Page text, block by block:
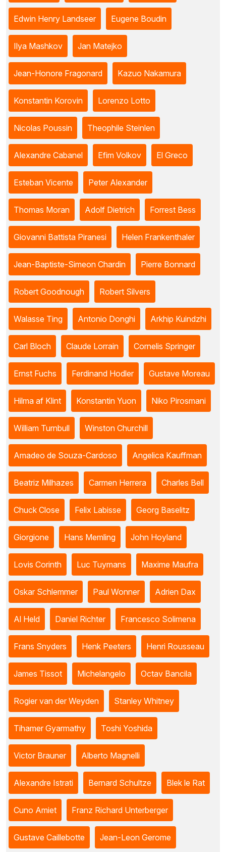
Edwin Henry Landseer Eugene Boudin
Ilya Mashkov Jan Matejko
Jean-Honore Fragonard Kazuo Nakamura
Konstantin Korovin Lorenzo Lotto
Nicolas Poussin Theophile Steinlen
Alexandre Cabanel Efim Volkov El Greco
Esteban Vicente Peter Alexander
Thomas Moran Adolf Dietrich Forrest Bess
Giovanni Battista Piranesi Helen Frankenthaler
Jean-Baptiste-Simeon Chardin Pierre Bonnard
Robert Goodnough Robert Silvers
Walasse Ting Antonio Donghi Arkhip Kuindzhi
Carl Bloch Claude Lorrain Cornelis Springer
Ernst Fuchs Ferdinand Hodler Gustave Moreau
Hilma af Klint Konstantin Yuon Niko Pirosmani
William Turnbull Winston Churchill
Amadeo de Souza-Cardoso Angelica Kauffman
Beatriz Milhazes Carmen Herrera Charles Bell
Chuck Close Felix Labisse Georg Baselitz
Giorgione Hans Memling John Hoyland
Lovis Corinth Luc Tuymans Maxime Maufra
Oskar Schlemmer Paul Wonner Adrien Dax
Al Held Daniel Richter Francesco Solimena
Frans Snyders Henk Peeters Henri Rousseau
James Tissot Michelangelo Octav Bancila
Rogier van der Weyden Stanley Whitney
Tihamer Gyarmathy Toshi Yoshida
Victor Brauner Alberto Magnelli
Alexandre Istrati Bernard Schultze Blek le Rat
Cuno Amiet Franz Richard Unterberger
Gustave Caillebotte Jean-Leon Gerome